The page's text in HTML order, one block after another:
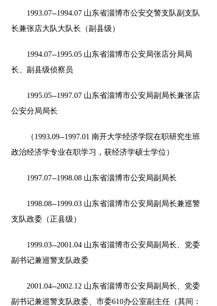
1993.07--1994.07 山东省淄博市公安交警支队副支队
长兼张店大队大队长（副县级）
1994.07--1995.05 山东省淄博市公安局张店分局局
长、副县级侦察员
1995.05--1997.07 山东省淄博市公安局副局长兼张店
公安分局局长
（1993.09--1997.01 南开大学经济学院在职研究生班
政治经济学专业在职学习，获经济学硕士学位）
1997.07--1998.08 山东省淄博市公安局副局长
1998.08--1999.03 山东省淄博市公安局副局长兼巡警
支队政委（正县级）
1999.03--2001.04 山东省淄博市公安局副局长、党委
副书记兼巡警支队政委
2001.04--2002.12 山东省淄博市公安局副局长、党委
副书记兼巡警支队政委、市委610办公室副主任（其间：